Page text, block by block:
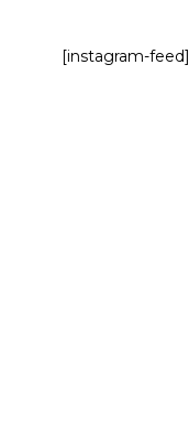
[instagram-feed]